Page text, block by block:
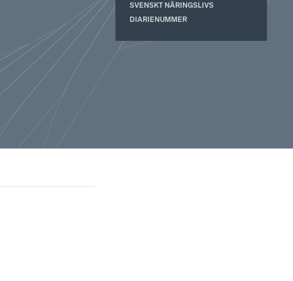
SVENSKT NÄRINGSLIVS
DIARIENUMMER